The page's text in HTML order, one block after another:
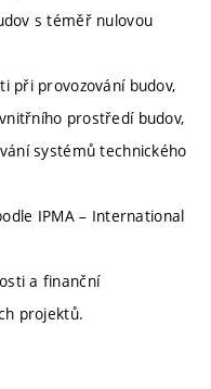
s téměř nulovou
při provozování budov,
prostředí budov,
systémů technického
IPMA – International
a finanční
projektů.